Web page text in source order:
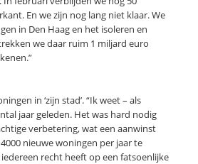
En we zijn nog lang niet klaar. We
in Den Haag en het isoleren en
we daar ruim 1 miljard euro
in ‘zijn stad’. “Ik weet – als
jaar geleden. Het was hard nodig
verbetering, wat een aanwinst
nieuwe woningen per jaar te
recht heeft op een fatsoenlijke